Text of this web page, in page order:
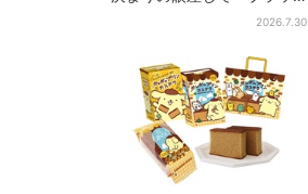
ク秀吉がログイン」【豊臣
2026.7.30